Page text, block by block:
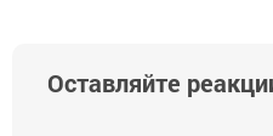
Оставляйте